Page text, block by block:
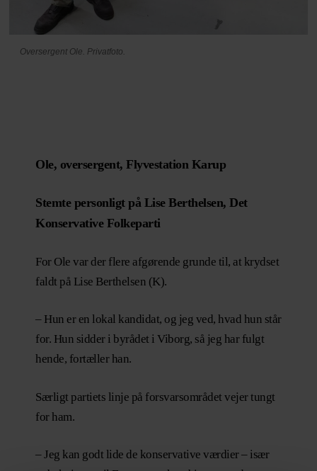
Oversergent Ole. Privatfoto.
Ole, oversergent, Flyvestation Karup
Stemte personligt på Lise Berthelsen, Det
Konservative Folkeparti
For Ole var der flere afgørende grunde til, at krydset
faldt på Lise Berthelsen (K).
– Hun er en lokal kandidat, og jeg ved, hvad hun står
for. Hun sidder i byrådet i Viborg, så jeg har fulgt
hende, fortæller han.
Særligt partiets linje på forsvarsområdet vejer tungt
for ham.
– Jeg kan godt lide de konservative værdier – især